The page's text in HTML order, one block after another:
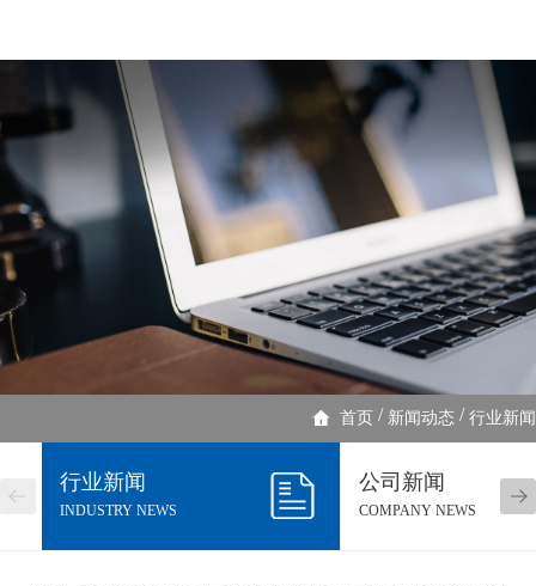
首页 / 新闻动态 / 行业新闻
行业新闻
INDUSTRY NEWS
公司新闻
COMPANY NEWS